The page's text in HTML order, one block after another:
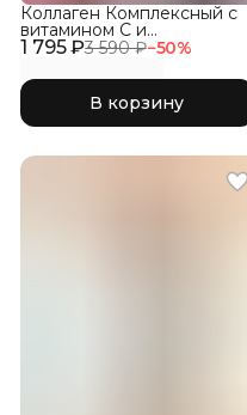
1 795 ₽3 590 ₽−50%
Коллаген Комплексный с
витамином C и
гиалуроновой кислотой,
В корзину